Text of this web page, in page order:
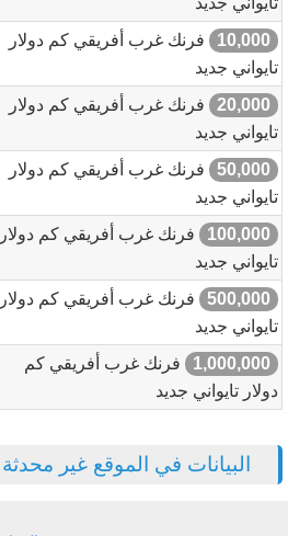
10,000
فرنك غرب أفريقي كم دولار
تايواني جديد
20,000
فرنك غرب أفريقي كم دولار
تايواني جديد
50,000
فرنك غرب أفريقي كم دولار
تايواني جديد
100,000
فرنك غرب أفريقي كم دولار
تايواني جديد
500,000
فرنك غرب أفريقي كم دولار
تايواني جديد
1,000,000
فرنك غرب أفريقي كم
دولار تايواني جديد
البيانات في الموقع غير